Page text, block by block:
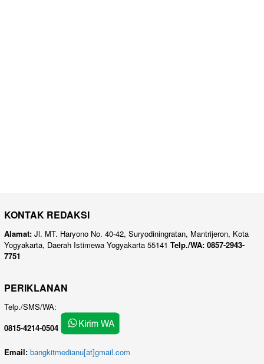
KONTAK REDAKSI
Alamat: Jl. MT. Haryono No. 40-42, Suryodiningratan, Mantrijeron, Kota
Yogyakarta, Daerah Istimewa Yogyakarta 55141 Telp./WA: 0857-2943-
7751
PERIKLANAN
Telp./SMS/WA:
0815-4214-0504
Email: bangkitmedianu[at]gmail.com